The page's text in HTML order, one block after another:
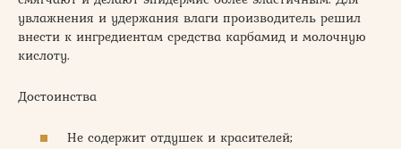
увлажнения и удержания влаги производитель решил
внести к ингредиентам средства карбамид и молочную
кислоту.
Достоинства
Не содержит отдушек и красителей;